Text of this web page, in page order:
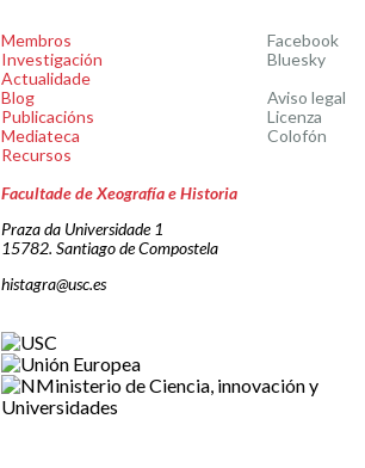
Membros
Investigación
Actualidade
Blog
Publicacións
Mediateca
Recursos
Facebook
Bluesky
Aviso legal
Licenza
Colofón
Facultade de Xeografía e Historia
Praza da Universidade 1
15782. Santiago de Compostela
histagra@usc.es